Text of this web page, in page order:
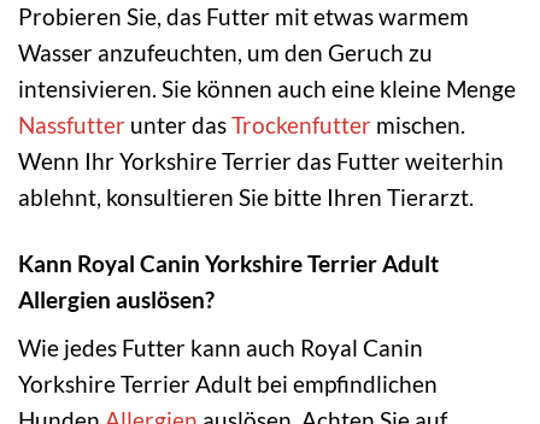
Probieren Sie, das Futter mit etwas warmem
Wasser anzufeuchten, um den Geruch zu
intensivieren. Sie können auch eine kleine Menge
Nassfutter unter dasTrockenfutter mischen.
Wenn Ihr Yorkshire Terrier das Futter weiterhin
ablehnt, konsultieren Sie bitte Ihren Tierarzt.
Kann Royal Canin Yorkshire Terrier Adult
Allergien auslösen?
Wie jedes Futter kann auch Royal Canin
Yorkshire Terrier Adult bei empfindlichen